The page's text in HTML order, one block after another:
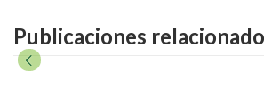
Publicaciones